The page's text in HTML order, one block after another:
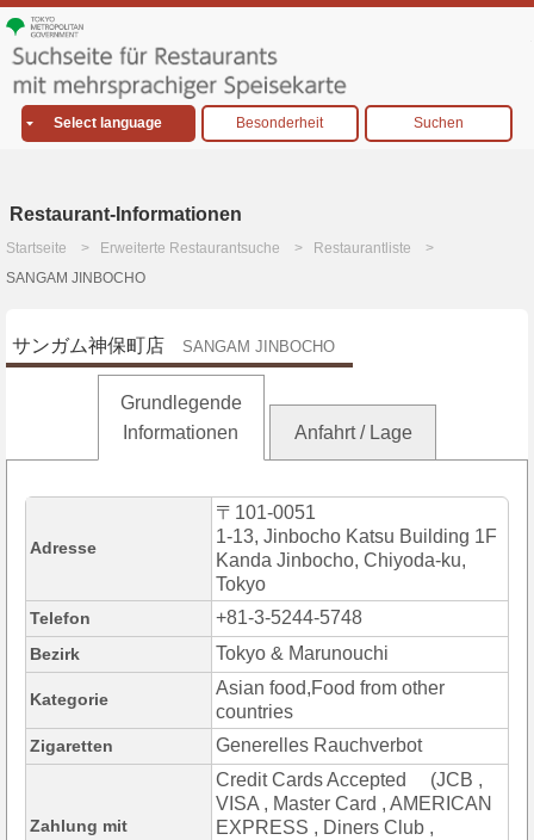
Select language Besonderheit Suchen
Restaurant-Informationen
Startseite Erweiterte Restaurantsuche
Restaurantliste
SANGAM JINBOCHO
サンガム神保町店 SANGAM JINBOCHO
Grundlegende
Informationen
Anfahrt / Lage
Adresse
〒101-0051
1-13, Jinbocho Katsu Building 1F
Kanda Jinbocho, Chiyoda-ku,
Tokyo
Telefon +81-3-5244-5748
Bezirk Tokyo & Marunouchi
Kategorie
Asian food,Food from other
countries
Zigaretten Generelles Rauchverbot
Zahlung mit
Credit Cards Accepted (JCB ,
VISA , Master Card , AMERICAN
EXPRESS , Diners Club ,